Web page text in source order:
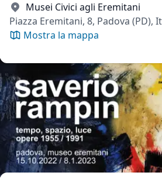
Musei Civici agli Eremitani
Piazza Eremitani, 8, Padova (PD),
Mostra la mappa